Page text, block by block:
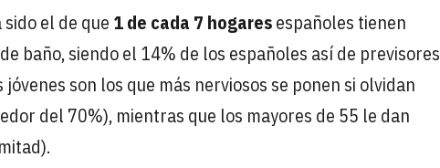
el de que 1 de cada 7 hogaresespañoles tienen
baño, siendo el 14% de los españoles así de previsores
son los que más nerviosos se ponen si olvidan
del 70%), mientras que los mayores de 55 le dan